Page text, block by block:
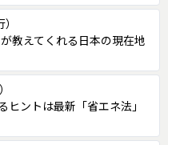
教えてくれる日本の現在地
ントは最新「省エネ法」